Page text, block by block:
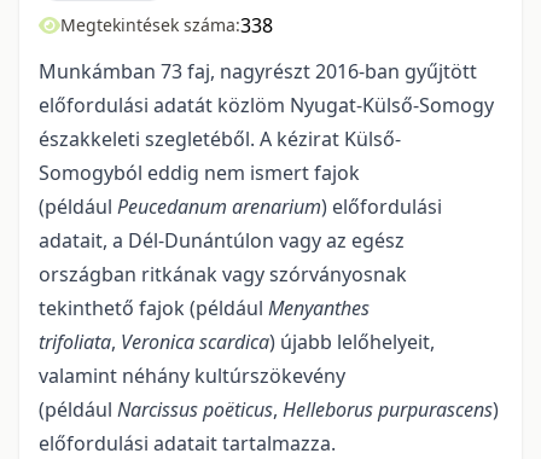
Megtekintések száma:338
Munkámban 73 faj, nagyrészt 2016-ban gyűjtött
előfordulási adatát közlöm Nyugat-Külső-Somogy
északkeleti szegletéből. A kézirat Külső-
Somogyból eddig nem ismert fajok
(például Peucedanum arenarium) előfordulási
adatait, a Dél-Dunántúlon vagy az egész
országban ritkának vagy szórványosnak
tekinthető fajok (például Menyanthes
trifoliata, Veronica scardica) újabb lelőhelyeit,
valamint néhány kultúrszökevény
(például Narcissus poëticus, Helleborus purpurascens)
előfordulási adatait tartalmazza.